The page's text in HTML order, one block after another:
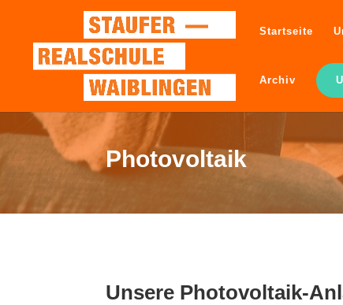
Startseite
Archiv
Photovoltaik
Unsere Photovoltaik-